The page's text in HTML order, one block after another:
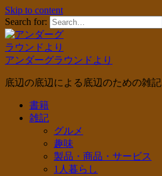
Skip to content
Search for:
アンダーグラウンドより
底辺の底辺による底辺のための雑記
書籍
雑記
グルメ
趣味
製品・商品・サービス
1人暮らし